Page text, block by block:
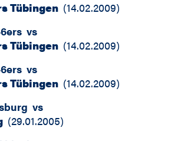
Tübingen (14.02.2009)
vs
Tübingen (14.02.2009)
vs
Tübingen (14.02.2009)
vs
(29.01.2005)